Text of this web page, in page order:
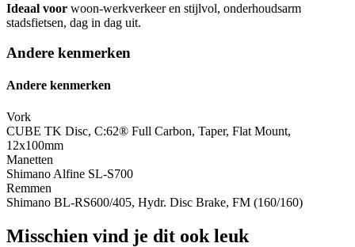
Ideaal voor woon-werkverkeer en stijlvol, onderhoudsarm
stadsfietsen, dag in dag uit.
Andere kenmerken
Andere kenmerken
Vork
CUBE TK Disc, C:62® Full Carbon, Taper, Flat Mount,
12x100mm
Manetten
Shimano Alfine SL-S700
Remmen
Shimano BL-RS600/405, Hydr. Disc Brake, FM (160/160)
Misschien vind je dit ook leuk